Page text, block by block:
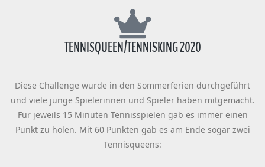
TENNISQUEEN/TENNISKING 2020
Diese Challenge wurde in den Sommerferien durchgeführt
und viele junge Spielerinnen und Spieler haben mitgemacht.
Für jeweils 15 Minuten Tennisspielen gab es immer einen
Punkt zu holen. Mit 60 Punkten gab es am Ende sogar zwei
Tennisqueens: